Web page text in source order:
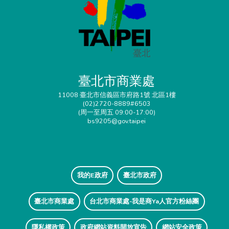
臺北市商業處
11008 臺北市信義區市府路1號 北區1樓
(02)2720-8889#6503
(周一至周五 09:00-17:00)
bs9205@gov.taipei
我的E政府 臺北市政府
臺北市商業處 台北市商業處-我是商Ya人官方粉絲團